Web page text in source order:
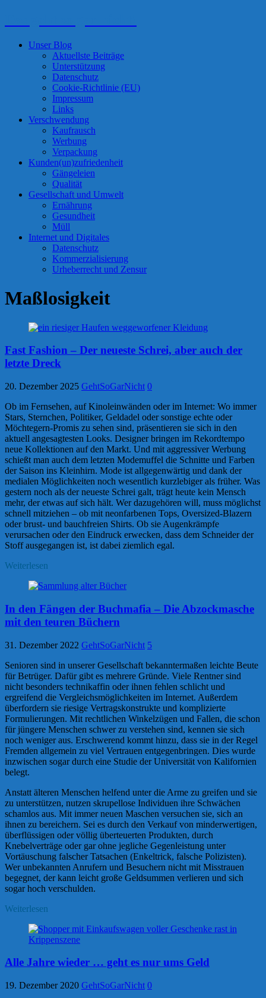
Unser Blog
Aktuellste Beiträge
Unterstützung
Datenschutz
Cookie-Richtlinie (EU)
Impressum
Links
Verschwendung
Kaufrausch
Werbung
Verpackung
Kunden(un)zufriedenheit
Gängeleien
Qualität
Gesellschaft und Umwelt
Ernährung
Gesundheit
Müll
Internet und Digitales
Datenschutz
Kommerzialisierung
Urheberrecht und Zensur
Maßlosigkeit
Fast Fashion – Der neueste Schrei, aber auch der
letzte Dreck
20. Dezember 2025 GehtSoGarNicht 0
Ob im Fernsehen, auf Kinoleinwänden oder im Internet: Wo immer
Stars, Sternchen, Politiker, Geldadel oder sonstige echte oder
Möchtegern-Promis zu sehen sind, präsentieren sie sich in den
aktuell angesagtesten Looks. Designer bringen im Rekordtempo
neue Kollektionen auf den Markt. Und mit aggressiver Werbung
schießt man auch dem letzten Modemuffel die Schnitte und Farben
der Saison ins Kleinhirn. Mode ist allgegenwärtig und dank der
medialen Möglichkeiten noch wesentlich kurzlebiger als früher. Was
gestern noch als der neueste Schrei galt, trägt heute kein Mensch
mehr, der etwas auf sich hält. Wer dazugehören will, muss möglichst
schnell mitziehen – ob mit neonfarbenen Tops, Oversized-Blazern
oder brust- und bauchfreien Shirts. Ob sie Augenkrämpfe
verursachen oder den Eindruck erwecken, dass dem Schneider der
Stoff ausgegangen ist, ist dabei ziemlich egal.
Weiterlesen
In den Fängen der Buchmafia – Die Abzockmasche
mit den teuren Büchern
31. Dezember 2022 GehtSoGarNicht 5
Senioren sind in unserer Gesellschaft bekanntermaßen leichte Beute
für Betrüger. Dafür gibt es mehrere Gründe. Viele Rentner sind
nicht besonders technikaffin oder ihnen fehlen schlicht und
ergreifend die Vergleichsmöglichkeiten im Internet. Außerdem
überfordern sie riesige Vertragskonstrukte und komplizierte
Formulierungen. Mit rechtlichen Winkelzügen und Fallen, die schon
für jüngere Menschen schwer zu verstehen sind, kennen sie sich
noch weniger aus. Erschwerend kommt hinzu, dass sie in der Regel
Fremden allgemein zu viel Vertrauen entgegenbringen. Dies wurde
inzwischen sogar durch eine Studie der Universität von Kalifornien
belegt.
Anstatt älteren Menschen helfend unter die Arme zu greifen und sie
zu unterstützen, nutzen skrupellose Individuen ihre Schwächen
schamlos aus. Mit immer neuen Maschen versuchen sie, sich an
ihnen zu bereichern. Sei es durch den Verkauf von minderwertigen,
überflüssigen oder völlig überteuerten Produkten, durch
Knebelverträge oder gar ohne jegliche Gegenleistung unter
Vortäuschung falscher Tatsachen (Enkeltrick, falsche Polizisten).
Wer unbekannten Anrufern und Besuchern nicht mit Misstrauen
begegnet, der kann leicht große Geldsummen verlieren und sich
sogar hoch verschulden.
Weiterlesen
Alle Jahre wieder … geht es nur ums Geld
19. Dezember 2020 GehtSoGarNicht 0